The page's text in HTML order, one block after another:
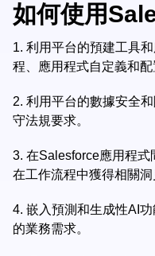
如何使用
1. 利用平台的預建工具
程、應用程式自定義和配
2. 利用平台的數據安全
守法規要求。
3. 在Salesforce應用程式
在工作流程中獲得相關洞
4. 嵌入預測和生成性AI
的業務需求。